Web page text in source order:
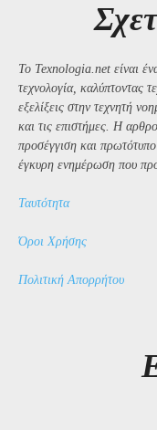
Το Texnologia.net είναι
τεχνολογία, καλύπτοντας
εξελίξεις στην τεχνητή
και τις επιστήμες. Η
προσέγγιση και
έγκυρη ενημέρωση που
Ταυτότητα
Όροι Χρήσης
Πολιτική Απορρήτου